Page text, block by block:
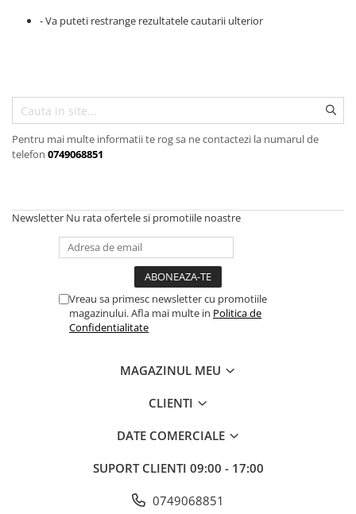
Electronice si electrocasnice
Incalzire si racire
Usi si porti
Accesorii gresie si faianta
Accesorii pentru faianta, gresie si
Accesorii polizare si slefuire
Accesorii vopsire si tencuire
- Va puteti restrange rezultatele cautarii ulterior
Pentru mai multe informatii te rog sa ne contactezi la numarul de
telefon 0749068851
Newsletter Nu rata ofertele si promotiile noastre
Vreau sa primesc newsletter cu promotiile
magazinului. Afla mai multe in Politica de
Confidentialitate
MAGAZINUL MEU
CLIENTI
DATE COMERCIALE
SUPORT CLIENTI 09:00 - 17:00
0749068851